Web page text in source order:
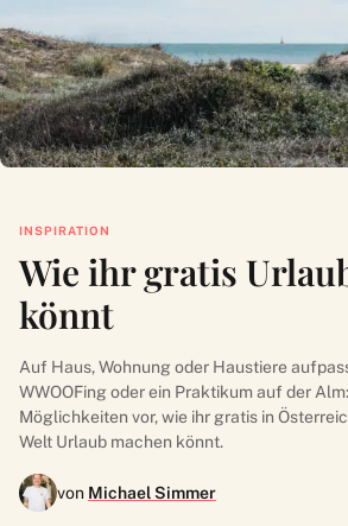
INSPIRATION
Wie ihr gratis
könnt
Auf Haus, Wohnung oder Haustiere
WWOOFing oder ein Praktikum auf der
Möglichkeiten vor, wie ihr gratis in
Welt Urlaub machen könnt.
von Michael Simmer